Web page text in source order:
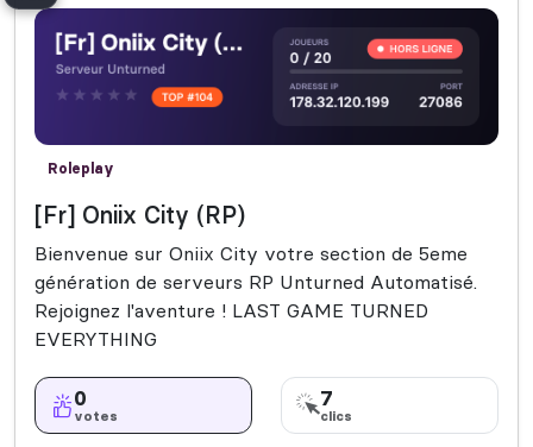
Roleplay
[Fr] Oniix City (RP)
Bienvenue sur Oniix City votre section de 5eme
génération de serveurs RP Unturned Automatisé.
Rejoignez l'aventure ! LAST GAME TURNED
EVERYTHING
0
votes
7
clics